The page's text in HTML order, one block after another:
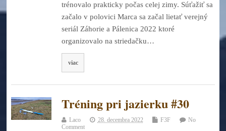
trénovalo prakticky počas celej zimy. Súťažiť sa
začalo v polovici Marca sa začal lietať verejný
seriál Záhorie a Pálenica 2022 ktoré
organizovalo na striedačku…
viac
Tréning pri jazierku #30
Laco 28. decembra 2022 F3F
No
Comment